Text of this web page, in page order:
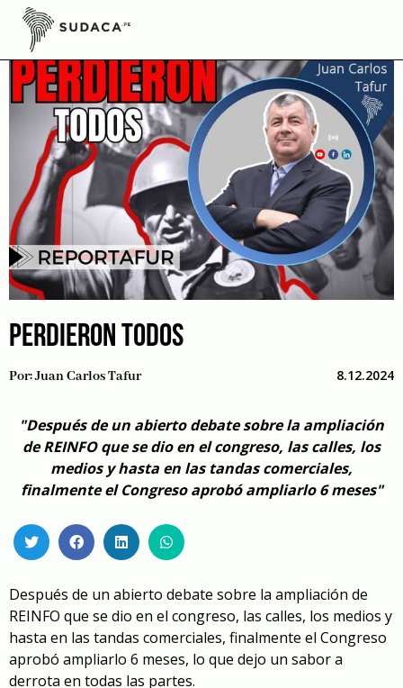
Skip
content
PERDIERON TODOS
Por:Juan Carlos Tafur 8.12.2024
"Después de un abierto debate sobre la ampliación
de REINFO que se dio en el congreso, las calles, los
medios y hasta en las tandas comerciales,
finalmente el Congreso aprobó ampliarlo 6 meses"
Después de un abierto debate sobre la ampliación de
REINFO que se dio en el congreso, las calles, los medios y
hasta en las tandas comerciales, finalmente el Congreso
aprobó ampliarlo 6 meses, lo que dejo un sabor a
derrota en todas las partes.